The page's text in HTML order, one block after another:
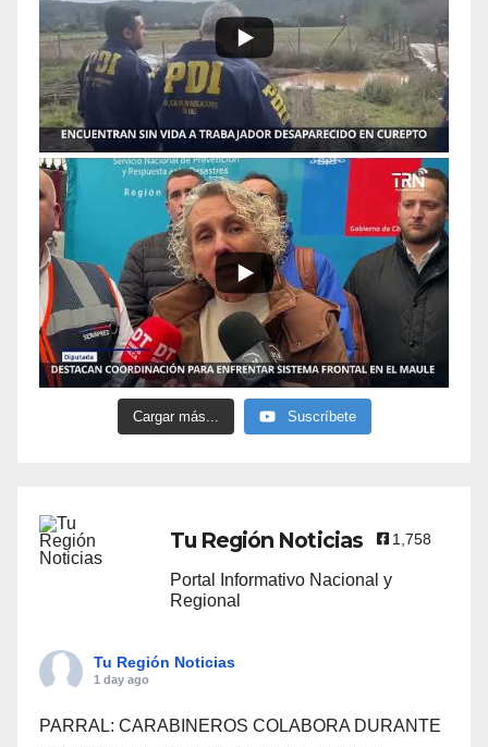
Cargar más... Suscríbete
Tu Región Noticias 1,758
Portal Informativo Nacional y
Regional
Tu Región Noticias
1 day ago
PARRAL: CARABINEROS COLABORA DURANTE